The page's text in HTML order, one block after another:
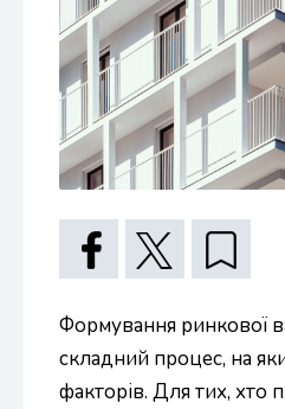
Формування ринкової
складний процес, на
факторів. Для тих, хто